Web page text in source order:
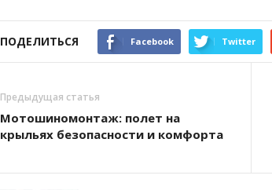
ПОДЕЛИТЬСЯ Facebook Twitter
Предыдущая статья
Мотошиномонтаж: полет на
крыльях безопасности и комфорта